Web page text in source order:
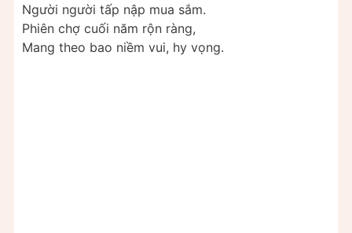
Người người tấp nập mua sắm.
Phiên chợ cuối năm rộn ràng,
Mang theo bao niềm vui, hy vọng.